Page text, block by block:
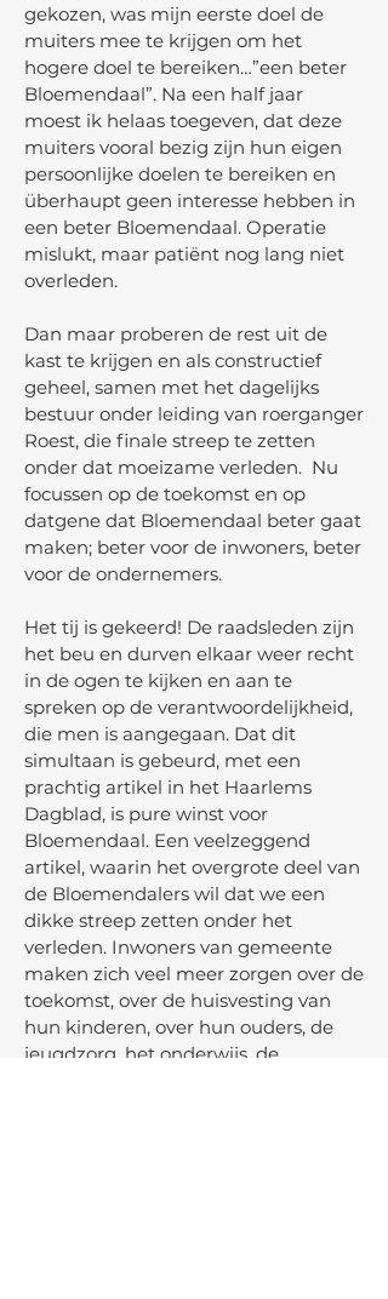
gekozen, was mijn eerste doel de
muiters mee te krijgen om het
hogere doel te bereiken…”een beter
Bloemendaal”. Na een half jaar
moest ik helaas toegeven, dat deze
muiters vooral bezig zijn hun eigen
persoonlijke doelen te bereiken en
überhaupt geen interesse hebben in
een beter Bloemendaal. Operatie
mislukt, maar patiënt nog lang niet
overleden.
Dan maar proberen de rest uit de
kast te krijgen en als constructief
geheel, samen met het dagelijks
bestuur onder leiding van roerganger
Roest, die finale streep te zetten
onder dat moeizame verleden. Nu
focussen op de toekomst en op
datgene dat Bloemendaal beter gaat
maken; beter voor de inwoners, beter
voor de ondernemers.
Het tij is gekeerd! De raadsleden zijn
het beu en durven elkaar weer recht
in de ogen te kijken en aan te
spreken op de verantwoordelijkheid,
die men is aangegaan. Dat dit
simultaan is gebeurd, met een
prachtig artikel in het Haarlems
Dagblad, is pure winst voor
Bloemendaal. Een veelzeggend
artikel, waarin het overgrote deel van
de Bloemendalers wil dat we een
dikke streep zetten onder het
verleden. Inwoners van gemeente
maken zich veel meer zorgen over de
toekomst, over de huisvesting van
hun kinderen, over hun ouders, de
jeugdzorg, het onderwijs, de